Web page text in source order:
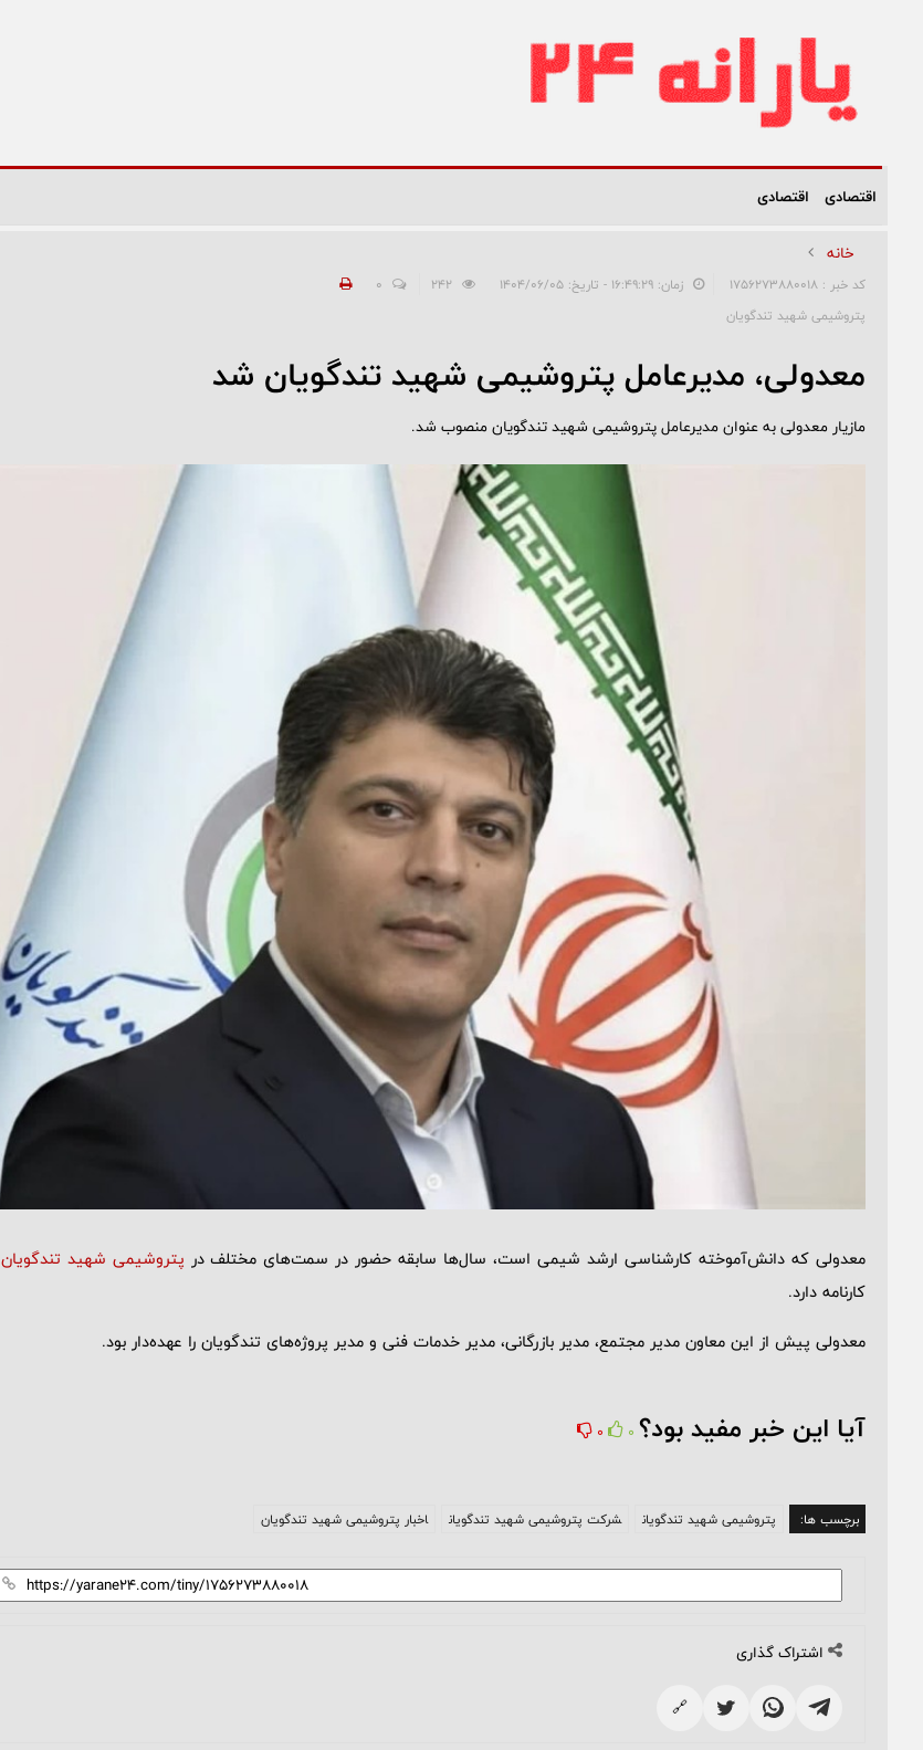
اقتصادی اقتصادی
خانه
کد خبر : 1756273880018 زمان: ۱۶:۴۹:۲۹ - تاریخ: ۱۴۰۴/۰۶/۰۵
0
پتروشیمی شهید تندگویان
معدولی، مدیرعامل پتروشیمی شهید تندگویان شد
مازیار معدولی به عنوان مدیرعامل پتروشیمی شهید تندگویان منصوب شد.
معدولی که دانش‌آموخته کارشناسی ارشد شیمی است، سال‌ها سابقه حضور در سمت‌های مختلف در پتروشیمی شهید تندگویان
کارنامه دارد.
معدولی پیش از این معاون مدیر مجتمع، مدیر بازرگانی، مدیر خدمات فنی و مدیر پروژه‌های تندگویان را عهده‌دار بود.
آیا این خبر مفید بود؟ 0
0
برچسب ها: پتروشیمی شهید تندگویان شرکت پتروشیمی شهید تندگویان اخبار پتروشیمی شهید تندگویان
اشتراک گذاری
🔗